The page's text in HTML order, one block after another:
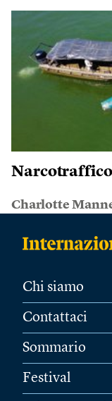
Charlotte
Chi siamo
Contattaci
Sommario
Festival